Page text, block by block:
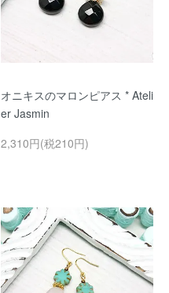
オニキスのマロンピアス * Ateli
er Jasmin
2,310円(税210円)